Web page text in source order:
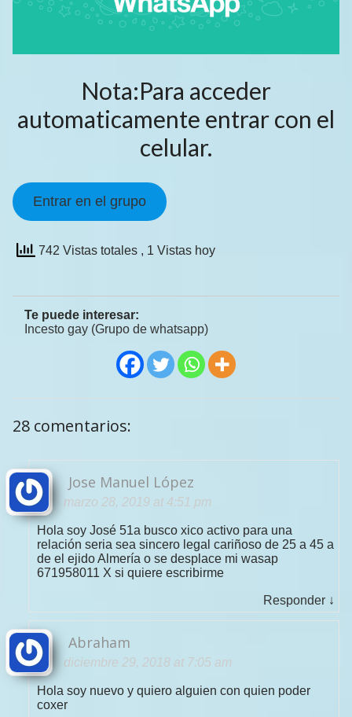
Nota:Para acceder
automaticamente entrar con el
celular.
Entrar en el grupo
742 Vistas totales , 1 Vistas hoy
Te puede interesar:
Incesto gay (Grupo de whatsapp)
28 comentarios:
Jose Manuel López
marzo 28, 2019 at 4:51 pm
Hola soy José 51a busco xico activo para una
relación seria sea sincero legal cariñoso de 25 a 45 a
de el ejido Almería o se desplace mi wasap
671958011 X si quiere escribirme
Responder ↓
Abraham
diciembre 29, 2018 at 7:05 am
Hola soy nuevo y quiero alguien con quien poder
coxer